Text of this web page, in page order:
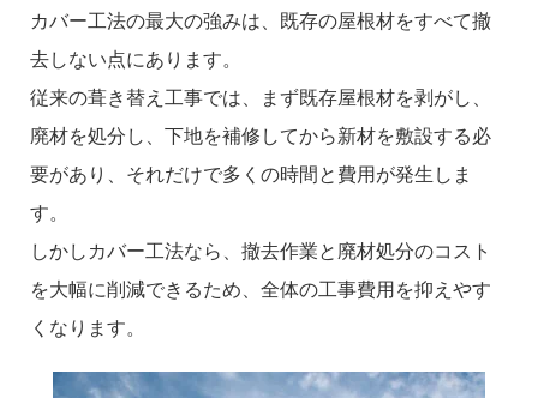
カバー工法の最大の強みは、既存の屋根材をすべて撤
去しない点にあります。
従来の葺き替え工事では、まず既存屋根材を剥がし、
廃材を処分し、下地を補修してから新材を敷設する必
要があり、それだけで多くの時間と費用が発生しま
す。
しかしカバー工法なら、撤去作業と廃材処分のコスト
を大幅に削減できるため、全体の工事費用を抑えやす
くなります。